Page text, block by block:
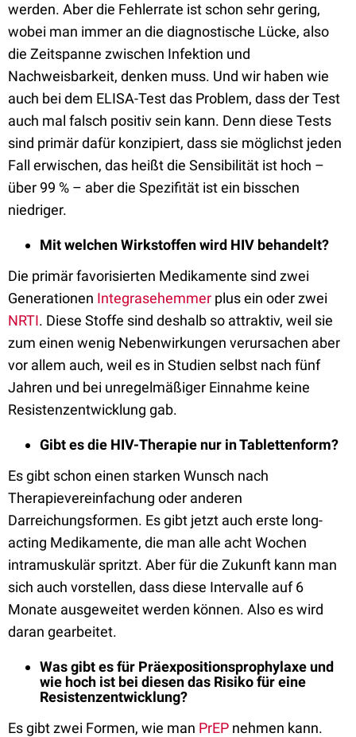
werden. Aber die Fehlerrate ist schon sehr gering,
wobei man immer an die diagnostische Lücke, also
die Zeitspanne zwischen Infektion und
Nachweisbarkeit, denken muss. Und wir haben wie
auch bei dem ELISA-Test das Problem, dass der Test
auch mal falsch positiv sein kann. Denn diese Tests
sind primär dafür konzipiert, dass sie möglichst jeden
Fall erwischen, das heißt die Sensibilität ist hoch –
über 99 % – aber die Spezifität ist ein bisschen
niedriger.
Mit welchen Wirkstoffen wird HIV behandelt?
Die primär favorisierten Medikamente sind zwei
Generationen Integrasehemmer plus ein oder zwei
NRTI. Diese Stoffe sind deshalb so attraktiv, weil sie
zum einen wenig Nebenwirkungen verursachen aber
vor allem auch, weil es in Studien selbst nach fünf
Jahren und bei unregelmäßiger Einnahme keine
Resistenzentwicklung gab.
Gibt es die HIV-Therapie nur in Tablettenform?
Es gibt schon einen starken Wunsch nach
Therapievereinfachung oder anderen
Darreichungsformen. Es gibt jetzt auch erste long-
acting Medikamente, die man alle acht Wochen
intramuskulär spritzt. Aber für die Zukunft kann man
sich auch vorstellen, dass diese Intervalle auf 6
Monate ausgeweitet werden können. Also es wird
daran gearbeitet.
Was gibt es für Präexpositionsprophylaxe und
wie hoch ist bei diesen das Risiko für eine
Resistenzentwicklung?
Es gibt zwei Formen, wie man PrEP nehmen kann.